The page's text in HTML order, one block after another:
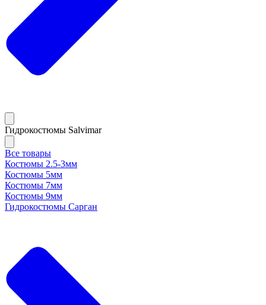
Гидрокостюмы Salvimar
Все товары
Костюмы 2.5-3мм
Костюмы 5мм
Костюмы 7мм
Костюмы 9мм
Гидрокостюмы Сарган